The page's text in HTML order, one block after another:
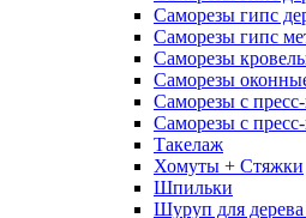
Саморезы гипс
Саморезы гипс
Саморезы
Саморезы
Саморезы с
Саморезы с
Такелаж
Хомуты + Стяжки
Шпильки
Шуруп для